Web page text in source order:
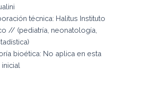
técnica: Halitus Instituto
// (pediatría, neonatología,
bioética: No aplica en esta